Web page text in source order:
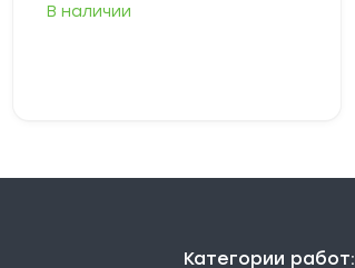
В наличии
Категории работ: